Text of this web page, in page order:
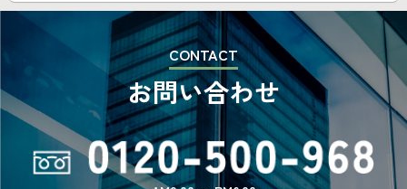
CONTACT
お問い合わせ